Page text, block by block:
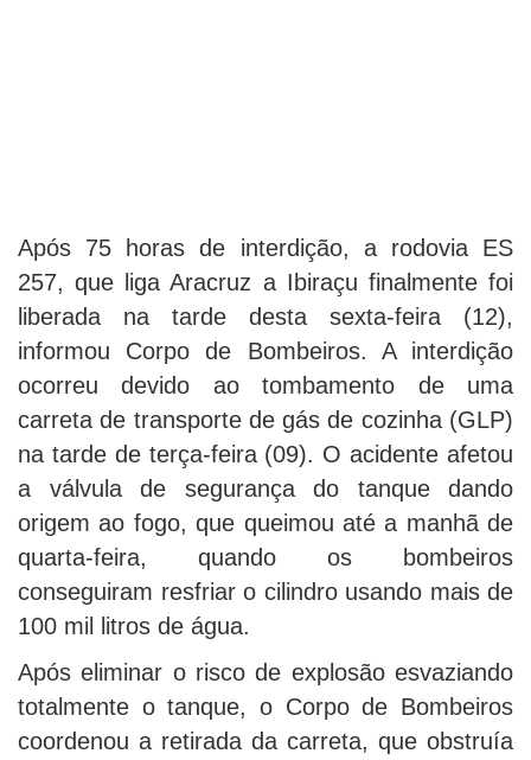
Após 75 horas de interdição, a rodovia ES
257, que liga Aracruz a Ibiraçu finalmente foi
liberada na tarde desta sexta-feira (12),
informou Corpo de Bombeiros. A interdição
ocorreu devido ao tombamento de uma
carreta de transporte de gás de cozinha (GLP)
na tarde de terça-feira (09). O acidente afetou
a válvula de segurança do tanque dando
origem ao fogo, que queimou até a manhã de
quarta-feira, quando os bombeiros
conseguiram resfriar o cilindro usando mais de
100 mil litros de água.
Após eliminar o risco de explosão esvaziando
totalmente o tanque, o Corpo de Bombeiros
coordenou a retirada da carreta, que obstruía